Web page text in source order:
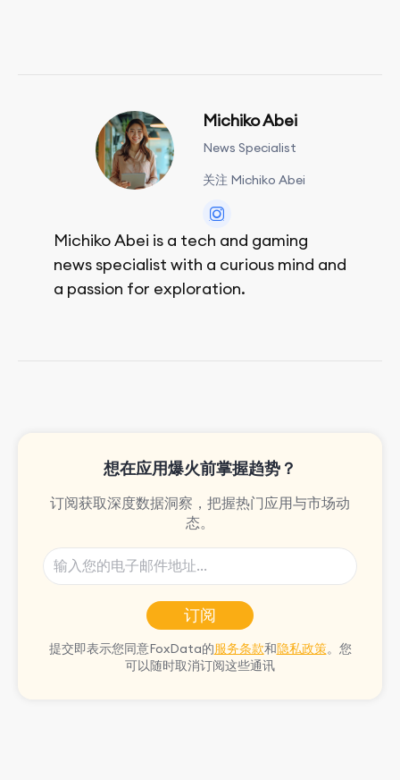
Michiko Abei
News Specialist
关注 Michiko Abei
Michiko Abei is a tech and gaming
news specialist with a curious mind and
a passion for exploration.
想在应用爆火前掌握趋势？
订阅获取深度数据洞察，把握热门应用与市场动
态。
订阅
提交即表示您同意FoxData的服务条款和隐私政策。您
可以随时取消订阅这些通讯